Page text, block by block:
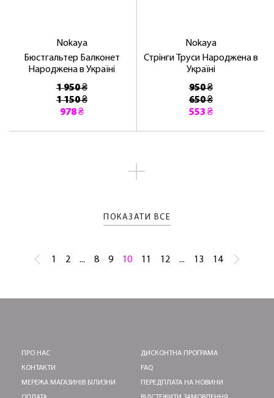
Nokaya
Бюстгальтер Балконет
Народжена в Україні
1 950 ₴
1 150 ₴
978 ₴
Nokaya
Стрінги Труси Народжена в
Україні
950 ₴
650 ₴
553 ₴
ПОКАЗАТИ ВСЕ
1 2 ... 8 9 10 11 12 ... 13 14
ПРО НАС
КОНТАКТИ
МЕРЕЖА МАГАЗИНІВ БІЛИЗНИ
ДИСКОНТНА ПРОГРАМА
FAQ
ПЕРЕДПЛАТА НА НОВИНИ